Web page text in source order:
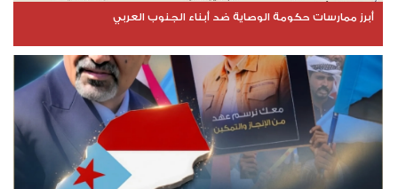
أبرز ممارسات حكومة الوصاية ضد أبناء الجنوب العربي